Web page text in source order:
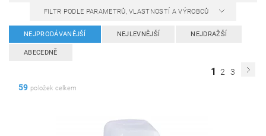
FILTR PODLE PARAMETRŮ, VLASTNOSTÍ A VÝROBCŮ
NEJPRODÁVANĚJŠÍ NEJLEVNĚJŠÍ NEJDRAŽŠÍ
ABECEDNĚ
1 2 3
59 položek celkem